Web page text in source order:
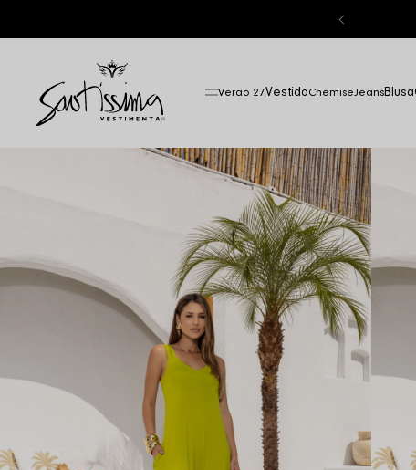
Verão 27VestidoChemiseJeansBlusa